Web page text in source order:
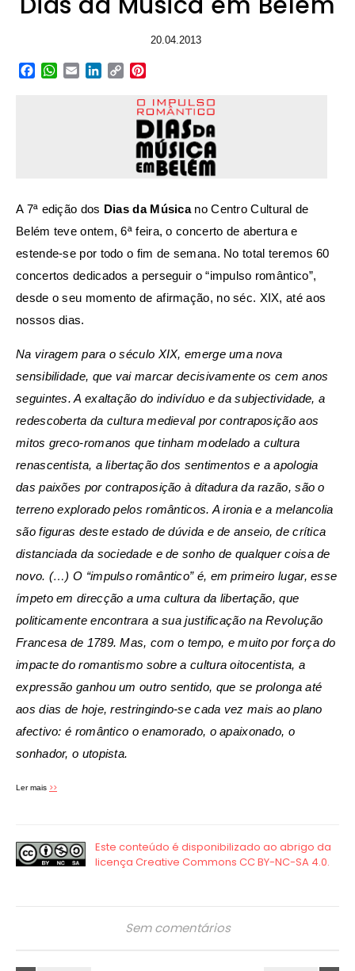
20.04.2013
Facebook
WhatsApp
EmailLinkedIn
Copy
A 7ª edição dos Dias da Músicano Centro Cultural de
Belém teve ontem, 6ª feira, o concerto de abertura e
estende-se por todo o fim de semana. No total teremos 60
concertos dedicados a perseguir o “impulso romântico”,
desde o seu momento de afirmação, no séc. XIX, até aos
nossos dias.
Na viragem para o século XIX, emerge uma nova
sensibilidade, que vai marcar decisivamente os cem anos
seguintes. A exaltação do indivíduo e da subjectividade, a
redescoberta da cultura medieval por contraposição aos
mitos greco-romanos que tinham modelado a cultura
renascentista, a libertação dos sentimentos e a apologia
das paixões por contraposição à ditadura da razão, são o
terreno explorado pelos românticos. A ironia e a melancolia
são figuras deste estado de dúvida e de anseio, de crítica
distanciada da sociedade e de sonho de qualquer coisa de
novo. (…) O “impulso romântico” é, em primeiro lugar, esse
ímpeto em direcção a uma cultura da libertação, que
politicamente encontrara a sua justificação na Revolução
Francesa de 1789. Mas, com o tempo, e muito por força do
impacte do romantismo sobre a cultura oitocentista, a
expressão ganhou um outro sentido, que se prolonga até
aos dias de hoje, restringindo-se cada vez mais ao plano
afectivo: é romântico o enamorado, o apaixonado, o
sonhador, o utopista.
Ler mais >>
Sem comentários